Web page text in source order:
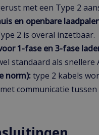
met een Type 2
en openbare
2 is overal inzetbaar.
1-fase en 3-fase
standaard als snellere
norm):type 2 kabels
communicatie